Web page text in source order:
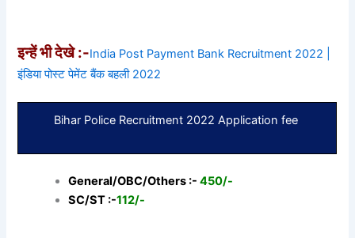
इन्हें भी देखे :-India Post Payment Bank Recruitment 2022 |
इंडिया पोस्ट पेमेंट बैंक बहली 2022
Bihar Police Recruitment 2022 Application fee
General/OBC/Others :- 450/-
SC/ST :-112/-